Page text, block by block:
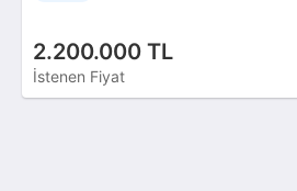
2.200.000 TL
İstenen Fiyat